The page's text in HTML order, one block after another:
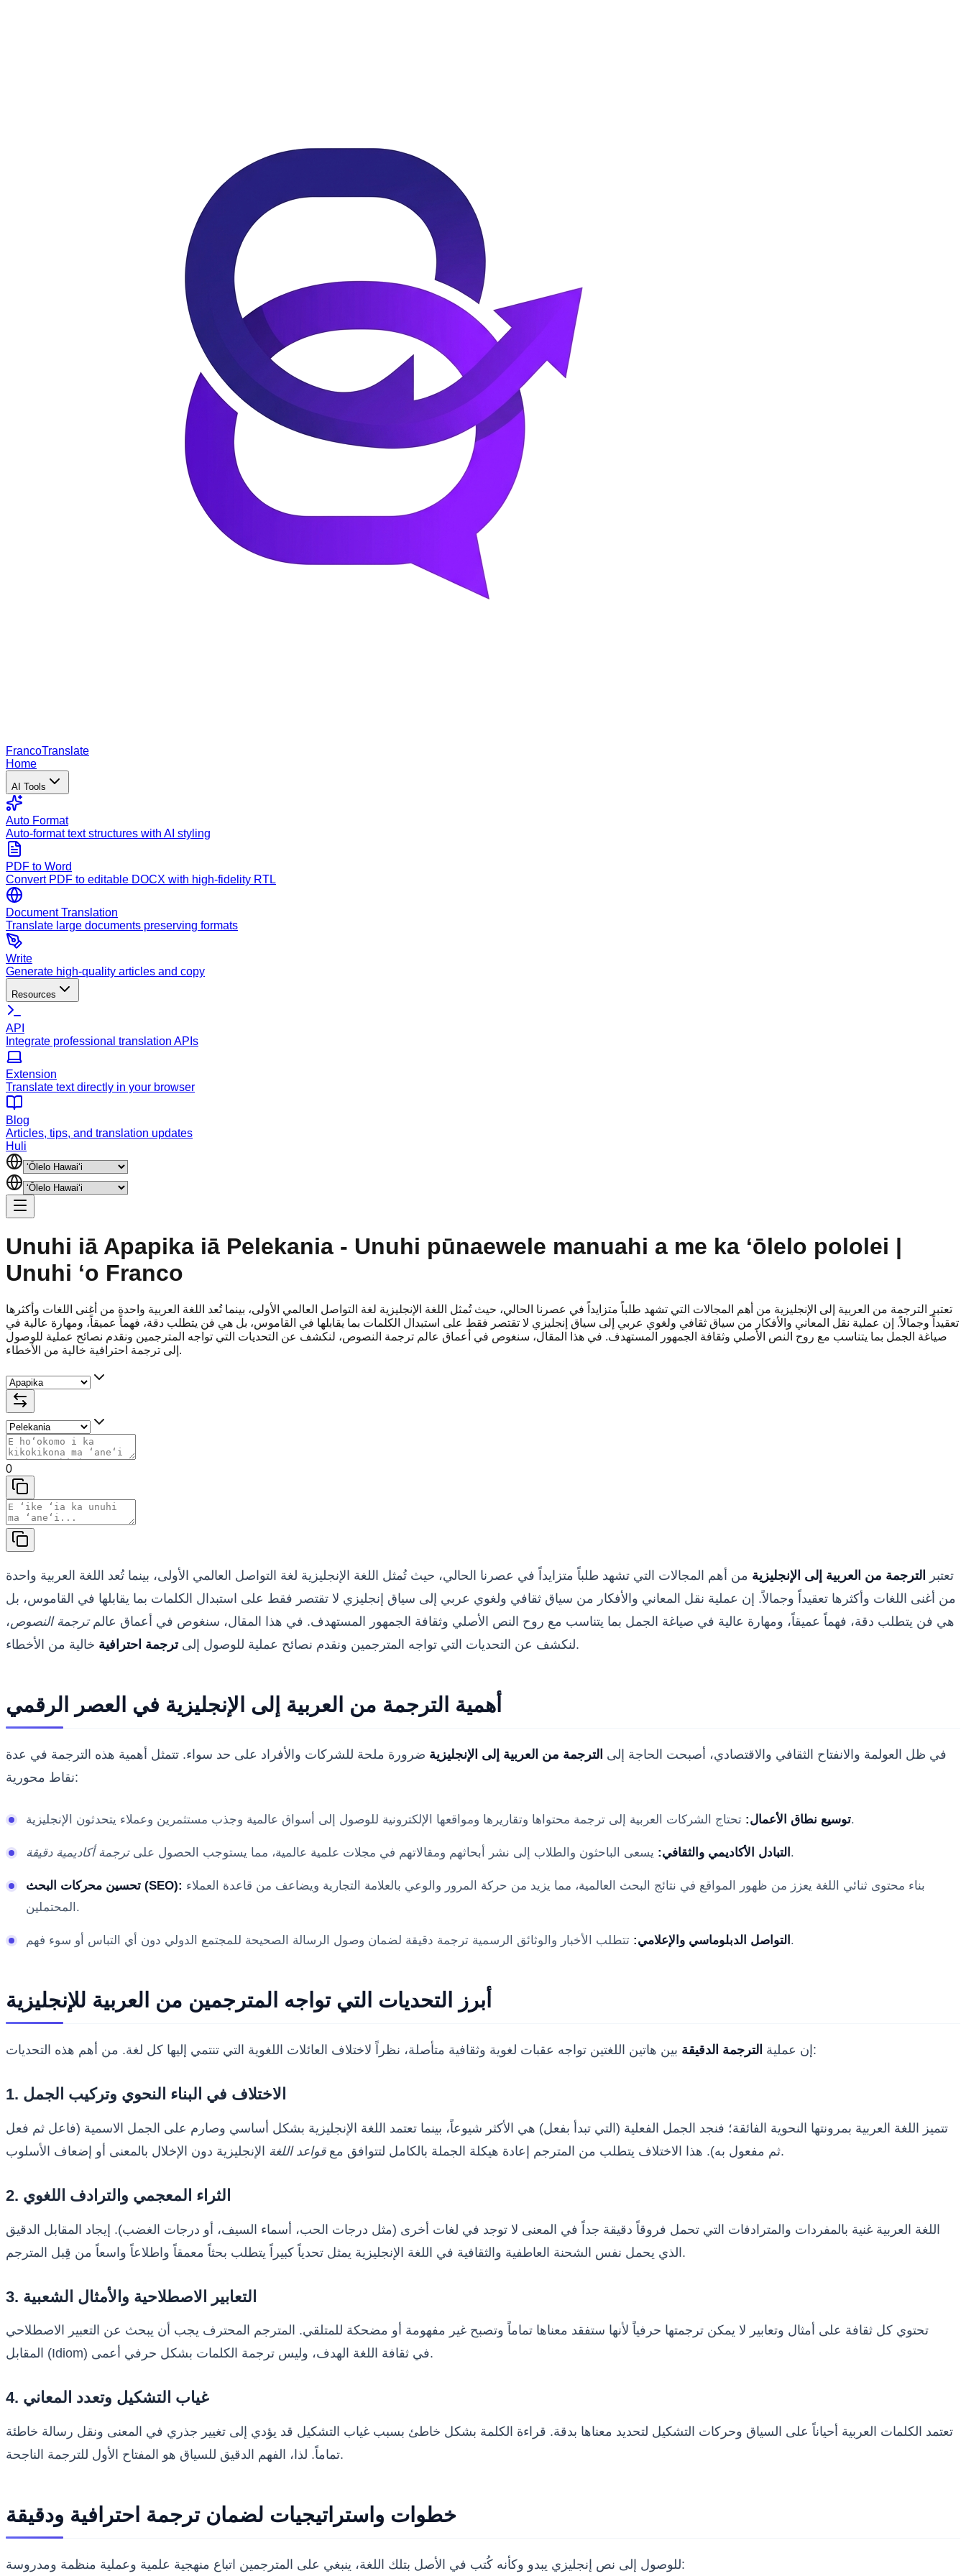
FrancoTranslate
Home
AI Tools
Auto Format
Auto-format text structures with AI styling
PDF to Word
Convert PDF to editable DOCX with high-fidelity RTL
Document Translation
Translate large documents preserving formats
Write
Generate high-quality articles and copy
Resources
API
Integrate professional translation APIs
Extension
Translate text directly in your browser
Blog
Articles, tips, and translation updates
Huli
Unuhi iā Apapika iā Pelekania - Unuhi pūnaewele manuahi a me ka ʻōlelo pololei |
Unuhi ʻo Franco
تعتبر الترجمة من العربية إلى الإنجليزية من أهم المجالات التي تشهد طلباً متزايداً في عصرنا الحالي، حيث تُمثل اللغة الإنجليزية لغة التواصل العالمي الأولى، بينما تُعد اللغة العربية واحدة من أغنى اللغات وأكثرها
تعقيداً وجمالاً. إن عملية نقل المعاني والأفكار من سياق ثقافي ولغوي عربي إلى سياق إنجليزي لا تقتصر فقط على استبدال الكلمات بما يقابلها في القاموس، بل هي فن يتطلب دقة، فهماً عميقاً، ومهارة عالية في
صياغة الجمل بما يتناسب مع روح النص الأصلي وثقافة الجمهور المستهدف. في هذا المقال، سنغوص في أعماق عالم ترجمة النصوص، لنكشف عن التحديات التي تواجه المترجمين ونقدم نصائح عملية للوصول
إلى ترجمة احترافية خالية من الأخطاء.
0
تعتبر الترجمة من العربية إلى الإنجليزية من أهم المجالات التي تشهد طلباً متزايداً في عصرنا الحالي، حيث تُمثل اللغة الإنجليزية لغة التواصل العالمي الأولى، بينما تُعد اللغة العربية واحدة
من أغنى اللغات وأكثرها تعقيداً وجمالاً. إن عملية نقل المعاني والأفكار من سياق ثقافي ولغوي عربي إلى سياق إنجليزي لا تقتصر فقط على استبدال الكلمات بما يقابلها في القاموس، بل
هي فن يتطلب دقة، فهماً عميقاً، ومهارة عالية في صياغة الجمل بما يتناسب مع روح النص الأصلي وثقافة الجمهور المستهدف. في هذا المقال، سنغوص في أعماق عالمترجمة النصوص،
لنكشف عن التحديات التي تواجه المترجمين ونقدم نصائح عملية للوصول إلىترجمة احترافية خالية من الأخطاء.
أهمية الترجمة من العربية إلى الإنجليزية في العصر الرقمي
في ظل العولمة والانفتاح الثقافي والاقتصادي، أصبحت الحاجة إلى الترجمة من العربية إلى الإنجليزية ضرورة ملحة للشركات والأفراد على حد سواء. تتمثل أهمية هذه الترجمة في عدة
نقاط محورية:
توسيع نطاق الأعمال:تحتاج الشركات العربية إلى ترجمة محتواها وتقاريرها ومواقعها الإلكترونية للوصول إلى أسواق عالمية وجذب مستثمرين وعملاء يتحدثون الإنجليزية.
التبادل الأكاديمي والثقافي: يسعى الباحثون والطلاب إلى نشر أبحاثهم ومقالاتهم في مجلات علمية عالمية، مما يستوجب الحصول علىترجمة أكاديمية دقيقة .
تحسين محركات البحث (SEO):
المحتملين.
التواصل الدبلوماسي والإعلامي: تتطلب الأخبار والوثائق الرسمية ترجمة دقيقة لضمان وصول الرسالة الصحيحة للمجتمع الدولي دون أي التباس أو سوء فهم.
أبرز التحديات التي تواجه المترجمين من العربية للإنجليزية
إن عملية الترجمة الدقيقة بين هاتين اللغتين تواجه عقبات لغوية وثقافية متأصلة، نظراً لاختلاف العائلات اللغوية التي تنتمي إليها كل لغة. من أهم هذه التحديات:
1. الاختلاف في البناء النحوي وتركيب الجمل
تتميز اللغة العربية بمرونتها النحوية الفائقة؛ فنجد الجمل الفعلية (التي تبدأ بفعل) هي الأكثر شيوعاً، بينما تعتمد اللغة الإنجليزية بشكل أساسي وصارم على الجمل الاسمية (فاعل ثم فعل
ثم مفعول به). هذا الاختلاف يتطلب من المترجم إعادة هيكلة الجملة بالكامل لتتوافق معقواعد اللغة الإنجليزية دون الإخلال بالمعنى أو إضعاف الأسلوب.
2. الثراء المعجمي والترادف اللغوي
اللغة العربية غنية بالمفردات والمترادفات التي تحمل فروقاً دقيقة جداً في المعنى لا توجد في لغات أخرى (مثل درجات الحب، أسماء السيف، أو درجات الغضب). إيجاد المقابل الدقيق
الذي يحمل نفس الشحنة العاطفية والثقافية في اللغة الإنجليزية يمثل تحدياً كبيراً يتطلب بحثاً معمقاً واطلاعاً واسعاً من قِبل المترجم.
3. التعابير الاصطلاحية والأمثال الشعبية
تحتوي كل ثقافة على أمثال وتعابير لا يمكن ترجمتها حرفياً لأنها ستفقد معناها تماماً وتصبح غير مفهومة أو مضحكة للمتلقي. المترجم المحترف يجب أن يبحث عن التعبير الاصطلاحي
المقابل (Idiom) في ثقافة اللغة الهدف، وليس ترجمة الكلمات بشكل حرفي أعمى.
4. غياب التشكيل وتعدد المعاني
تعتمد الكلمات العربية أحياناً على السياق وحركات التشكيل لتحديد معناها بدقة. قراءة الكلمة بشكل خاطئ بسبب غياب التشكيل قد يؤدي إلى تغيير جذري في المعنى ونقل رسالة خاطئة
تماماً. لذا، الفهم الدقيق للسياق هو المفتاح الأول للترجمة الناجحة.
خطوات واستراتيجيات لضمان ترجمة احترافية ودقيقة
للوصول إلى نص إنجليزي يبدو وكأنه كُتب في الأصل بتلك اللغة، ينبغي على المترجمين اتباع منهجية علمية وعملية منظمة ومدروسة: